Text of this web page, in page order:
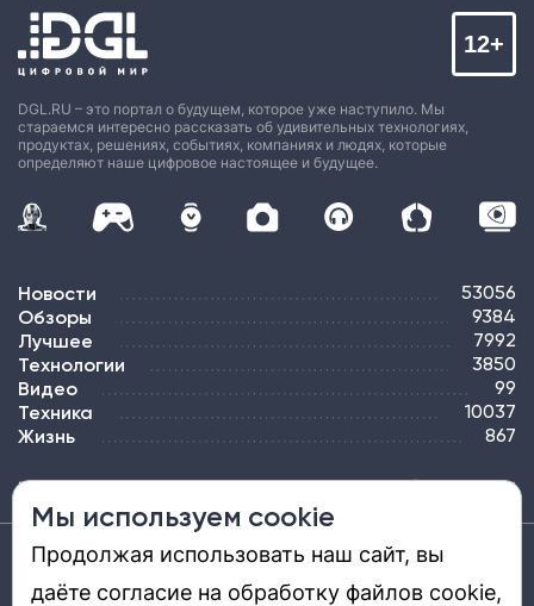
DGL.RU – это портал о будущем, которое уже наступило. Мы
стараемся интересно рассказать об удивительных технологиях,
продуктах, решениях, событиях, компаниях и людях, которые
определяют наше цифровое настоящее и будущее.
12+
Новости 53056
Обзоры 9384
Лучшее 7992
Технологии 3850
Видео 99
Техника 10037
Жизнь 867
ПОДПИСКА РЕКЛАМА КОНТАКТЫ КАРТА САЙТА ТЭГИ
Средство массовой информации «DGL.RU — Цифровой мир» (www.dgl.ru).
Реестровая запись средства массовой информации (СМИ) сетевого издания ЭЛ №
ФС 77 - 81669, выдано Роскомнадзором 27.08.2021. Учредитель: ООО «ДиДжиЭль».
Главный редактор: Шкред Т. В. Телефон редакции +7901-907-1590. Адрес
Мы используем cookie
Продолжая использовать наш сайт, вы
даёте согласие на обработку файлов cookie,